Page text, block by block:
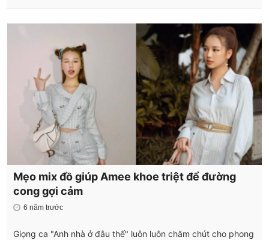
Mẹo mix đồ giúp Amee khoe triệt để đường
cong gợi cảm
6 năm trước
Giọng ca "Anh nhà ở đâu thế" luôn luôn chăm chút cho phong